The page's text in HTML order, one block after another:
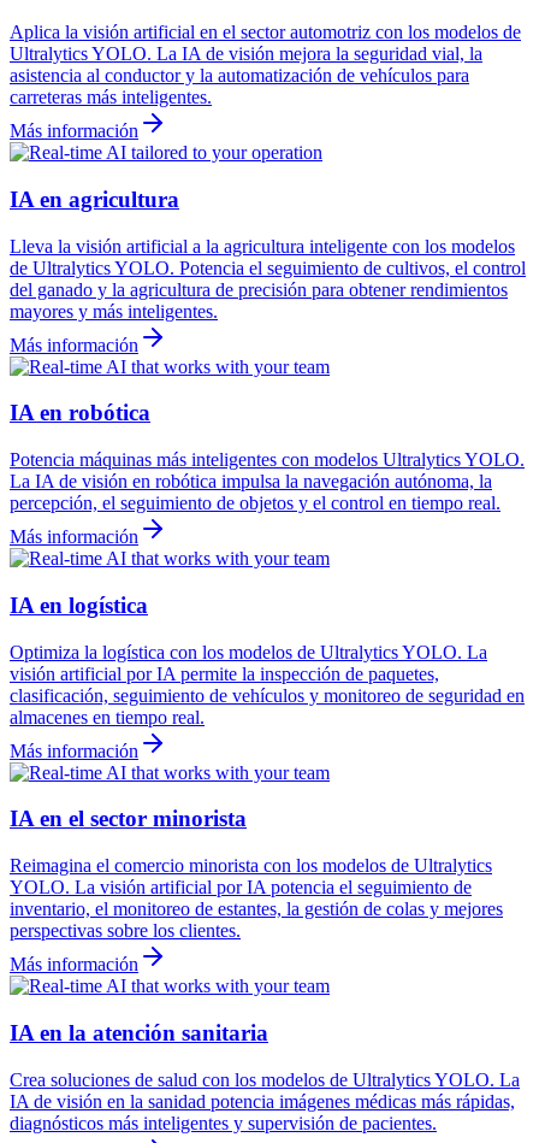
Aplica la visión artificial en el sector automotriz con los modelos de
Ultralytics YOLO. La IA de visión mejora la seguridad vial, la
asistencia al conductor y la automatización de vehículos para
carreteras más inteligentes.
Más información
IA en agricultura
Lleva la visión artificial a la agricultura inteligente con los modelos
de Ultralytics YOLO. Potencia el seguimiento de cultivos, el control
del ganado y la agricultura de precisión para obtener rendimientos
mayores y más inteligentes.
Más información
IA en robótica
Potencia máquinas más inteligentes con modelos Ultralytics YOLO.
La IA de visión en robótica impulsa la navegación autónoma, la
percepción, el seguimiento de objetos y el control en tiempo real.
Más información
IA en logística
Optimiza la logística con los modelos de Ultralytics YOLO. La
visión artificial por IA permite la inspección de paquetes,
clasificación, seguimiento de vehículos y monitoreo de seguridad en
almacenes en tiempo real.
Más información
IA en el sector minorista
Reimagina el comercio minorista con los modelos de Ultralytics
YOLO. La visión artificial por IA potencia el seguimiento de
inventario, el monitoreo de estantes, la gestión de colas y mejores
perspectivas sobre los clientes.
Más información
IA en la atención sanitaria
Crea soluciones de salud con los modelos de Ultralytics YOLO. La
IA de visión en la sanidad potencia imágenes médicas más rápidas,
diagnósticos más inteligentes y supervisión de pacientes.